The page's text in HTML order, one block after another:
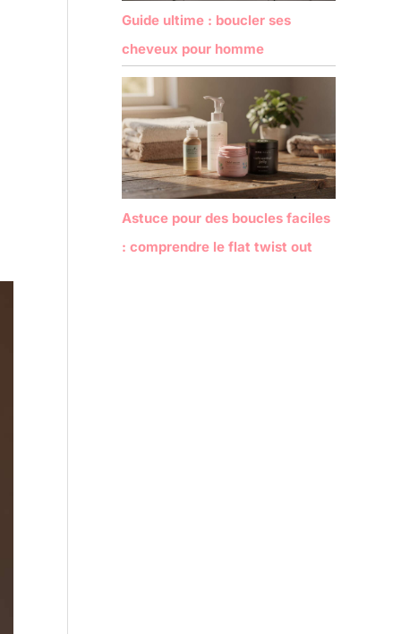
Guide ultime : boucler ses
cheveux pour homme
Astuce pour des boucles faciles
: comprendre le flat twist out